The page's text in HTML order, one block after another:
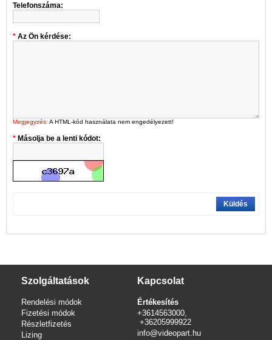
Telefonszáma:
Az Ön kérdése:
Megjegyzés: A HTML-kód használata nem engedélyezett!
Másolja be a lenti kódot:
Küldés
Szolgáltatások
Rendelési módok
Fizetési módok
Részletfizetés
Lizing
Kapcsolat
Értékesítés
+3614563000,
+36205999922
info@videopart.hu